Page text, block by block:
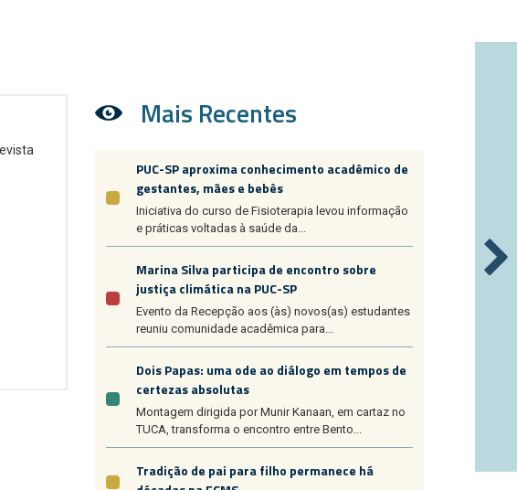
Mais Recentes
PUC-SP aproxima conhecimento acadêmico de
gestantes, mães e bebês
Iniciativa do curso de Fisioterapia levou informação
e práticas voltadas à saúde da...
Marina Silva participa de encontro sobre
justiça climática na PUC-SP
Evento da Recepção aos (às) novos(as) estudantes
reuniu comunidade acadêmica para...
Dois Papas: uma ode ao diálogo em tempos de
certezas absolutas
Montagem dirigida por Munir Kanaan, em cartaz no
TUCA, transforma o encontro entre Bento...
Tradição de pai para filho permanece há